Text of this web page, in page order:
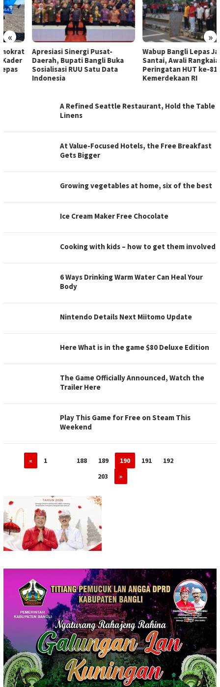
« »
Apresiasi Sinergi Pusat-
Daerah, Bupati Bangli Buka
Sosialisasi RUU Satu Data
Indonesia
Wabup Bangli Lepas Jalan
Santai, Awali Rangkaian
Peringatan HUT ke-81
Kemerdekaan RI
A Refined Seattle Restaurant, Hold the Table
Linens
At Value-Focused Hotels, the Free Breakfast
Gets Bigger
Growing vegetables at home, six of the best
Ice Cream Maker Free Chocolate
Cooking with kids – how to get them involved
6 Ways Drinking Warm Water Can Heal Your
Body
Nintendo Details Next Miitomo Update
Here What is in the game $80 Deluxe Edition
The Game Officially Announced, Watch the
Trailer Here
Play This Game for Free on Steam This
Weekend
« 1 188 189 190 191 192
203
»